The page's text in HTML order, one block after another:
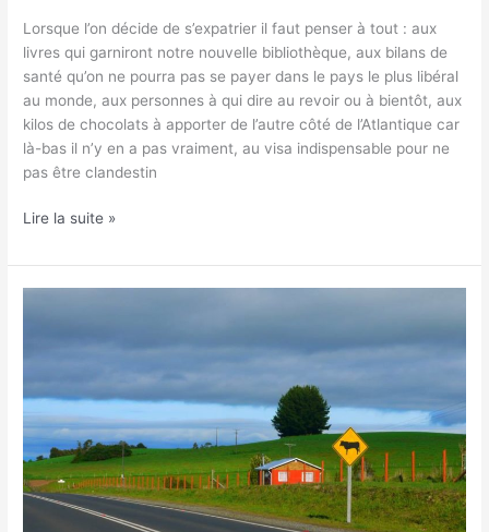
Lorsque l’on décide de s’expatrier il faut penser à tout : aux
livres qui garniront notre nouvelle bibliothèque, aux bilans de
santé qu’on ne pourra pas se payer dans le pays le plus libéral
au monde, aux personnes à qui dire au revoir ou à bientôt, aux
kilos de chocolats à apporter de l’autre côté de l’Atlantique car
là-bas il n’y en a pas vraiment, au visa indispensable pour ne
pas être clandestin
Lire la suite »